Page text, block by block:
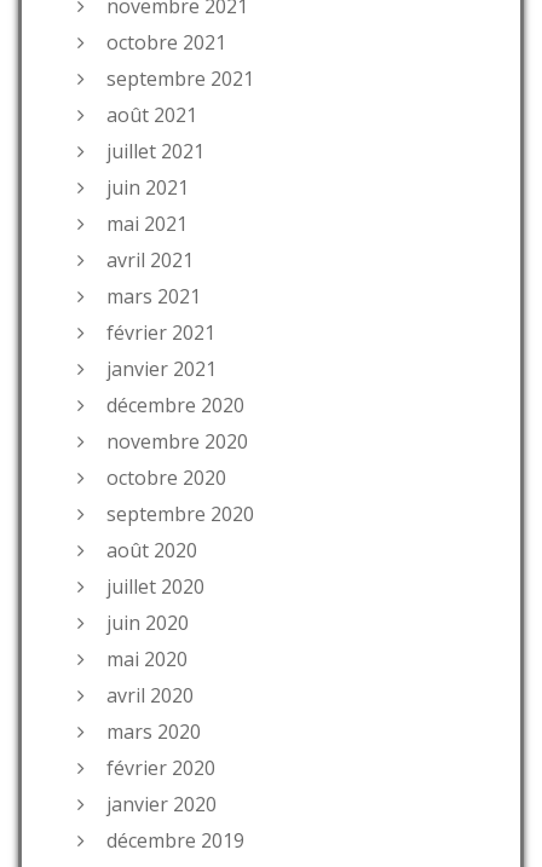
novembre 2021
octobre 2021
septembre 2021
août 2021
juillet 2021
juin 2021
mai 2021
avril 2021
mars 2021
février 2021
janvier 2021
décembre 2020
novembre 2020
octobre 2020
septembre 2020
août 2020
juillet 2020
juin 2020
mai 2020
avril 2020
mars 2020
février 2020
janvier 2020
décembre 2019